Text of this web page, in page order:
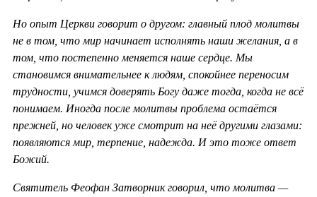
Но опыт Церкви говорит о другом: главный плод молитвы
не в том, что мир начинает исполнять наши желания, а в
том, что постепенно меняется наше сердце. Мы
становимся внимательнее к людям, спокойнее переносим
трудности, учимся доверять Богу даже тогда, когда не всё
понимаем. Иногда после молитвы проблема остаётся
прежней, но человек уже смотрит на неё другими глазами:
появляются мир, терпение, надежда. И это тоже ответ
Божий.
Святитель Феофан Затворник говорил, что молитва —